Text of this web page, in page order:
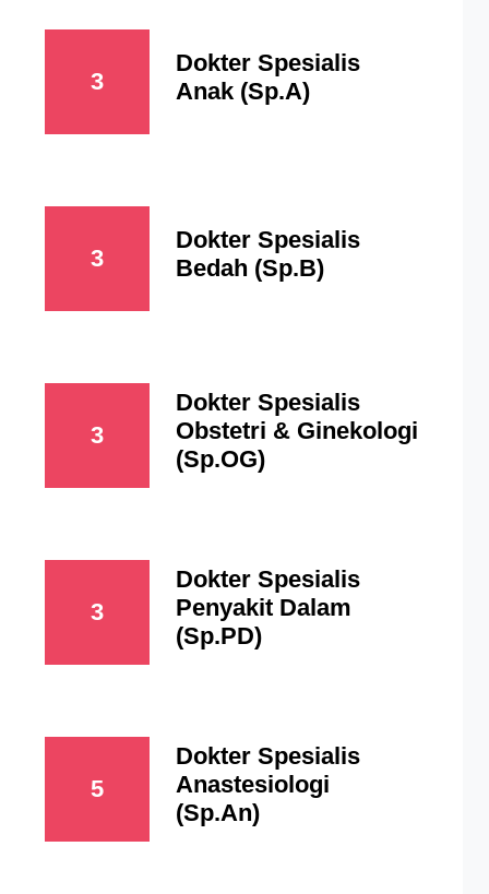
3
Dokter Spesialis
Anak (Sp.A)
3
Dokter Spesialis
Bedah (Sp.B)
3
Dokter Spesialis
Obstetri & Ginekologi
(Sp.OG)
3
Dokter Spesialis
Penyakit Dalam
(Sp.PD)
5
Dokter Spesialis
Anastesiologi
(Sp.An)